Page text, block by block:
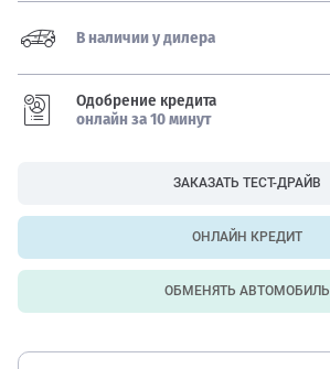
В наличии у дилера
Одобрение кредита
онлайн за 10 минут
ЗАКАЗАТЬ ТЕСТ-ДРАЙВ
ОНЛАЙН КРЕДИТ
ОБМЕНЯТЬ АВТОМОБИЛЬ